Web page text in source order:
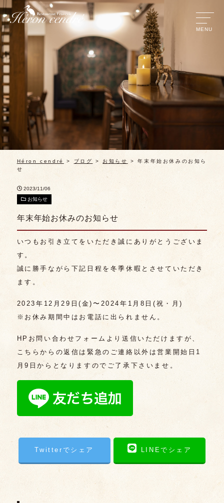
Héron cendré > ブログ > お知らせ >年末年始お休みのお知ら
せ
2023/11/06
お知らせ
年末年始お休みのお知らせ
いつもお引き立てをいただき誠にありがとうございま
す。
誠に勝手ながら下記日程を冬季休暇とさせていただき
ます。
2023年12月29日(金)〜2024年1月8日(祝・月)
※お休み期間中はお電話に出られません。
HPお問い合わせフォームより送信いただけますが、
こちらからの返信は緊急のご連絡以外は営業開始日1
月9日からとなりますのでご了承下さいませ。
Twitterでシェア LINEでシェア